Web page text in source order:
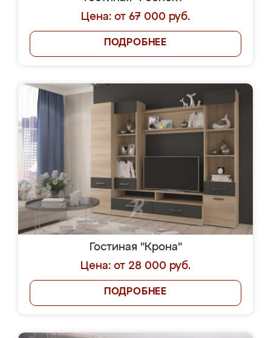
Цена: от 67 000 руб.
ПОДРОБНЕЕ
Гостиная "Крона"
Цена: от 28 000 руб.
ПОДРОБНЕЕ